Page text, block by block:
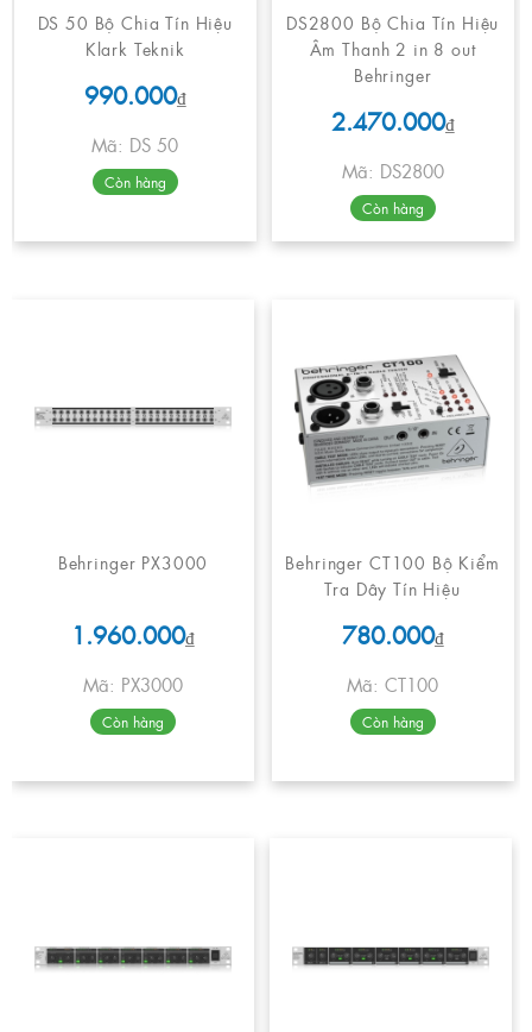
DS 50 Bộ Chia Tín Hiệu
Klark Teknik
990.000₫
Mã: DS 50
Còn hàng
DS2800 Bộ Chia Tín Hiệu
Âm Thanh 2 in 8 out
Behringer
2.470.000₫
Mã: DS2800
Còn hàng
Behringer PX3000
1.960.000₫
Mã: PX3000
Còn hàng
Behringer CT100 Bộ Kiểm
Tra Dây Tín Hiệu
780.000₫
Mã: CT100
Còn hàng